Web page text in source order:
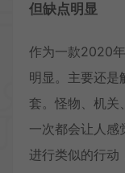
但缺点明显
作为一款2020
明显。主要还是
套。怪物、机关
一次都会让人感
进行类似的行动